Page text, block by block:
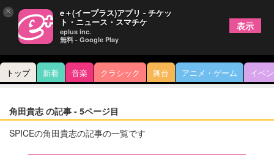
トップ 新着 音楽 クラシック 舞台 アニメ・ゲーム イベ
角田貴志 の記事 - 5ページ目
SPICEの角田貴志の記事の一覧です
× e＋(イープラス)アプリ - チケッ
ト・ニュース・スマチケ
eplus inc.
無料 - Google Play
表示